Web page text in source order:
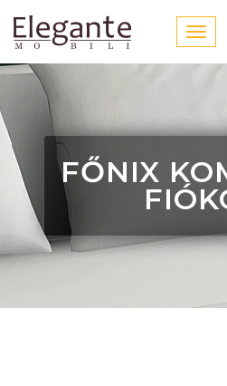
FŐNIX